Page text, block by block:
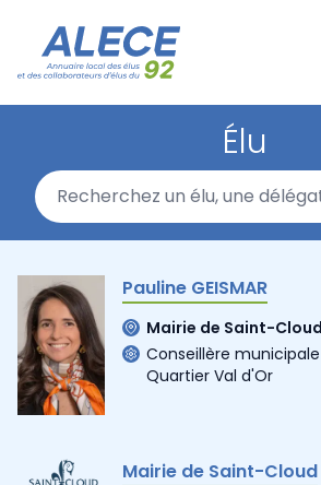
Élu
Pauline GEISMAR
Mairie de Saint-Cloud
Conseillère
Quartier Val d'Or
Mairie de Saint-Cloud